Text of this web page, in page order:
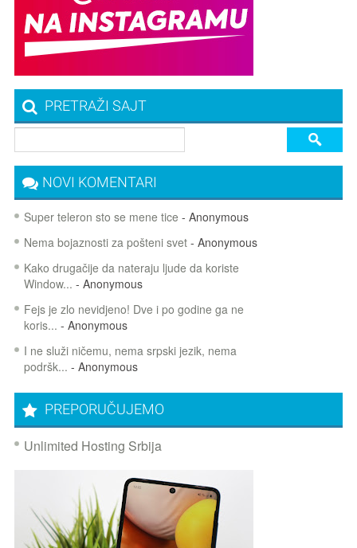
PRETRAŽI SAJT
NOVI KOMENTARI
Super teleron sto se mene tice - Anonymous
Nema bojaznosti za pošteni svet- Anonymous
Kako drugačije da nateraju ljude da koriste
Window... - Anonymous
Fejs je zlo nevidjeno! Dve i po godine ga ne
koris... - Anonymous
I ne služi ničemu, nema srpski jezik, nema
podršk... - Anonymous
PREPORUČUJEMO
Unlimited Hosting Srbija